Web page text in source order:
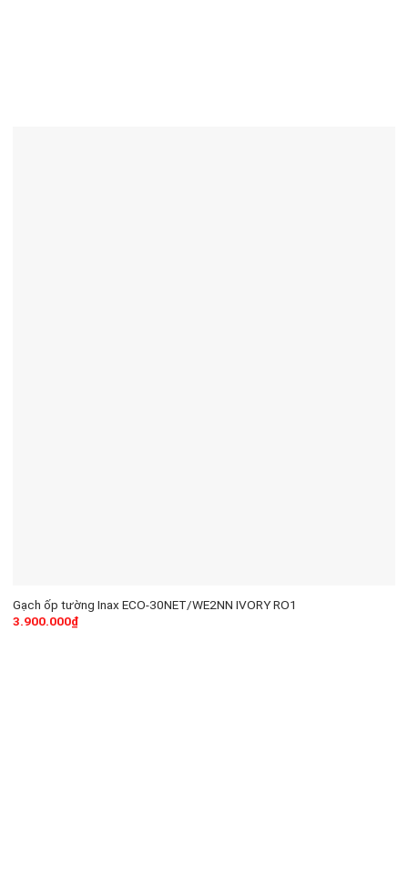
Gạch ốp tường Inax ECO-30NET/WE2NN IVORY RO1
3.900.000₫